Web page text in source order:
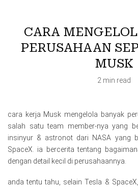
CARA
PERUSAHAAN
MUSK
2 min read
cara kerja Musk mengelola banyak
salah satu team member-nya yang
insinyur & astronot dari NASA yang
SpaceX. ia bercerita tentang
dengan detail kecil di perusahaannya.
anda tentu tahu, selain Tesla &